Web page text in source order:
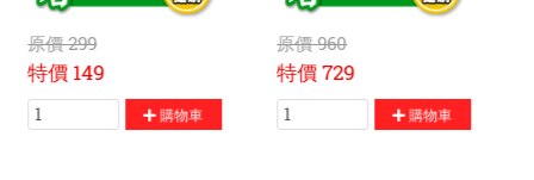
原價960
特價729
購物車
原價450
特價369
購物車